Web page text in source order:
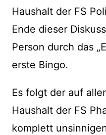
Haushalt der FS
Ende dieser
Person durch das
erste Bingo.
Es folgt der auf
Haushalt der FS
komplett